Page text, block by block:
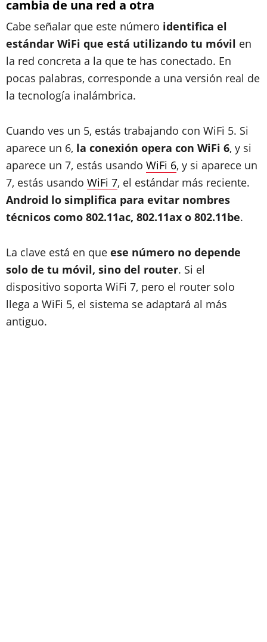
cambia de una red a otra
Cabe señalar que este número identifica el
estándar WiFi que está utilizando tu móvil en
la red concreta a la que te has conectado. En
pocas palabras, corresponde a una versión real de
la tecnología inalámbrica.
Cuando ves un 5, estás trabajando con WiFi 5. Si
aparece un 6, la conexión opera con WiFi 6, y si
aparece un 7, estás usando WiFi 6, y si aparece un
7, estás usando WiFi 7, el estándar más reciente.
Android lo simplifica para evitar nombres
técnicos como 802.11ac, 802.11ax o 802.11be.
La clave está en que ese número no depende
solo de tu móvil, sino del router. Si el
dispositivo soporta WiFi 7, pero el router solo
llega a WiFi 5, el sistema se adaptará al más
antiguo.